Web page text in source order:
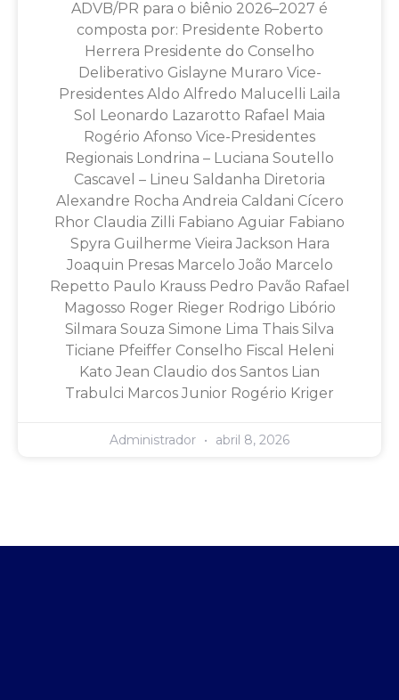
ADVB/PR para o biênio 2026–2027 é
composta por: Presidente Roberto
Herrera Presidente do Conselho
Deliberativo Gislayne Muraro Vice-
Presidentes Aldo Alfredo Malucelli Laila
Sol Leonardo Lazarotto Rafael Maia
Rogério Afonso Vice-Presidentes
Regionais Londrina – Luciana Soutello
Cascavel – Lineu Saldanha Diretoria
Alexandre Rocha Andreia Caldani Cícero
Rhor Claudia Zilli Fabiano Aguiar Fabiano
Spyra Guilherme Vieira Jackson Hara
Joaquin Presas Marcelo João Marcelo
Repetto Paulo Krauss Pedro Pavão Rafael
Magosso Roger Rieger Rodrigo Libório
Silmara Souza Simone Lima Thais Silva
Ticiane Pfeiffer Conselho Fiscal Heleni
Kato Jean Claudio dos Santos Lian
Trabulci Marcos Junior Rogério Kriger
Administrador abril 8, 2026